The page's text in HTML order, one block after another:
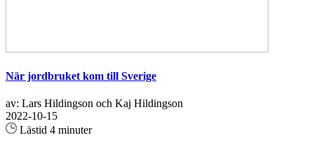
När jordbruket kom till Sverige
av: Lars Hildingson och Kaj Hildingson
2022-10-15
Lästid 4 minuter